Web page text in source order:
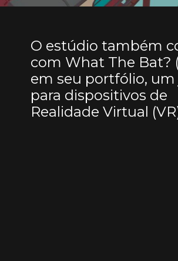
O estúdio também
com What The Bat?
em seu portfólio, um
para dispositivos de
Realidade Virtual